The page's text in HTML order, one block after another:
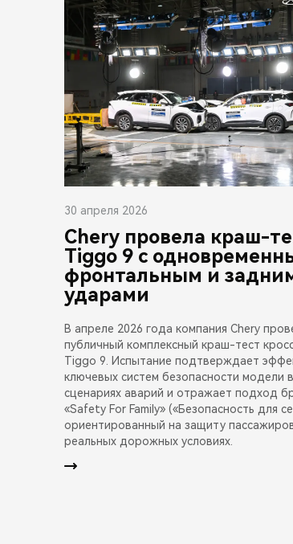
30 апреля 2026
Chery провела краш-
Tiggo 9 с
фронтальным и
ударами
В апреле 2026 года компания Chery
публичный комплексный краш-тест
Tiggo 9. Испытание подтверждает
ключевых систем безопасности модели
сценариях аварий и отражает подход
«Safety For Family» («Безопасность для
ориентированный на защиту
реальных дорожных условиях.